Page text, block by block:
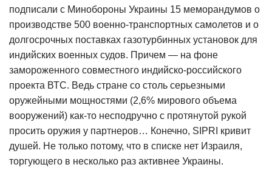
подписали с Минобороны Украины 15 меморандумов о
производстве 500 военно-транспортных самолетов и о
долгосрочных поставках газотурбинных установок для
индийских военных судов. Причем — на фоне
замороженного совместного индийско-российского
проекта ВТС. Ведь стране со столь серьезными
оружейными мощностями (2,6% мирового объема
вооружений) как-то несподручно с протянутой рукой
просить оружия у партнеров… Конечно, SIPRI кривит
душей. Не только потому, что в списке нет Израиля,
торгующего в несколько раз активнее Украины.